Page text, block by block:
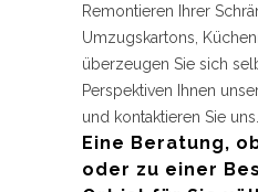
Remontieren Ihrer
Umzugskartons,
überzeugen Sie sich
Perspektiven Ihnen
und kontaktieren Sie uns.
Eine Beratung,
oder zu einer